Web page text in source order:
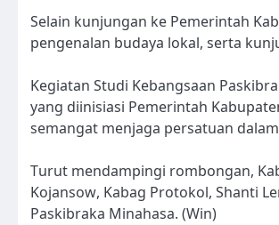
Selain kunjungan ke Pemerintah
pengenalan budaya lokal, serta
Kegiatan Studi Kebangsaan
yang diinisiasi Pemerintah
semangat menjaga persatuan
Turut mendampingi rombongan,
Kojansow, Kabag Protokol, Shanti
Paskibraka Minahasa. (Win)